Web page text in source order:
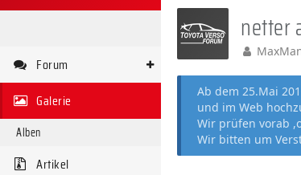
Forum
Galerie
Alben
Artikel
netter
Ab dem 25.Mai
und im Web
Wir prüfen vorab
Wir bitten um